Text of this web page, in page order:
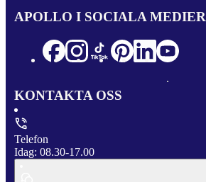
APOLLO I SOCIALA MEDIER
KONTAKTA OSS
Telefon
Idag: 08.30-17.00